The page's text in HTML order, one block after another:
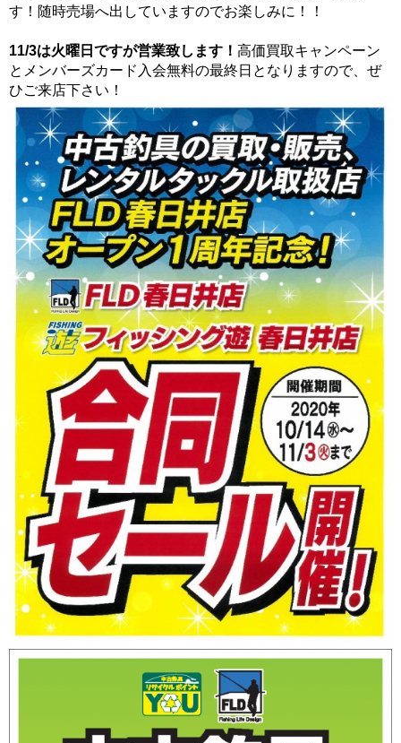
す！随時売場へ出していますのでお楽しみに！！
11/3は火曜日ですが営業致します！ 高価買取キャンペーン
とメンバーズカード入会無料の最終日となりますので、ぜ
ひご来店下さい！